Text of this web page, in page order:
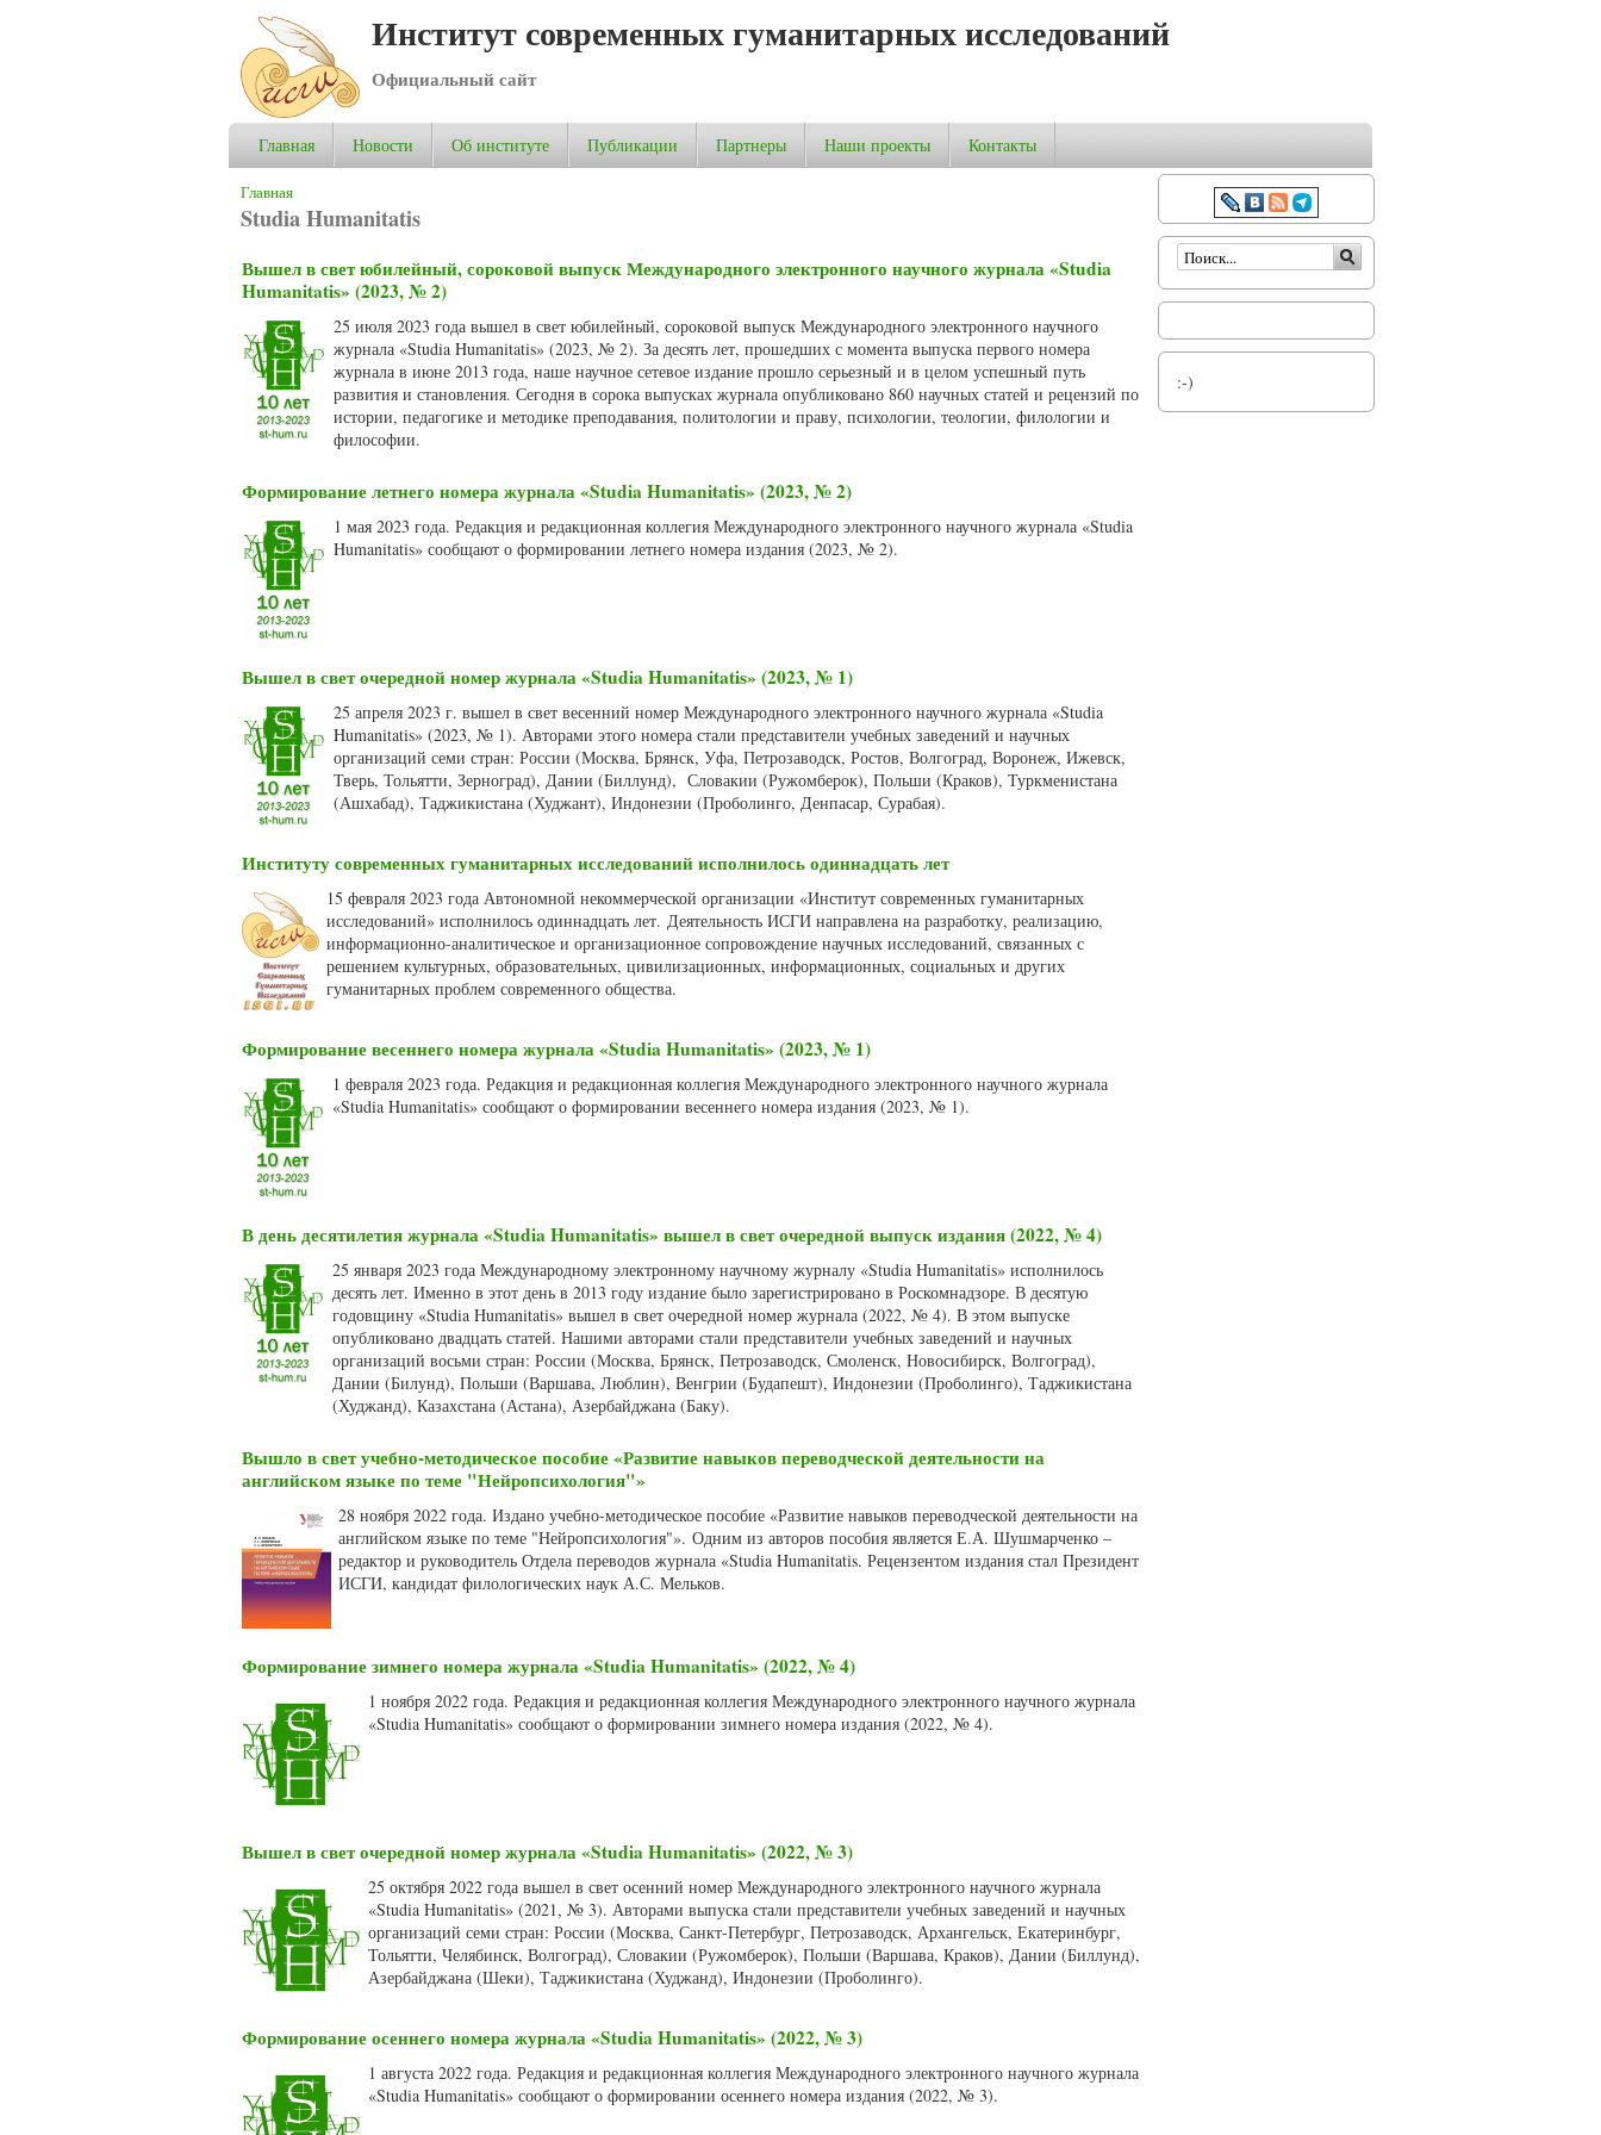
Институт современных гуманитарных исследований
Официальный сайт
Главная Новости Об институте Публикации Партнеры Наши проекты Контакты
Вы здесь
Главная
Studia Humanitatis
Вышел в свет юбилейный, сороковой выпуск Международного электронного научного журнала «Studia
Humanitatis» (2023, № 2)
25 июля 2023 года вышел в свет юбилейный, сороковой выпуск Международного электронного научного
журнала «Studia Humanitatis» (2023, № 2). За десять лет, прошедших с момента выпуска первого номера
журнала в июне 2013 года, наше научное сетевое издание прошло серьезный и в целом успешный путь
развития и становления. Сегодня в сорока выпусках журнала опубликовано 860 научных статей и рецензий по
истории, педагогике и методике преподавания, политологии и праву, психологии, теологии, филологии и
философии.
Формирование летнего номера журнала «Studia Humanitatis» (2023, № 2)
1 мая 2023 года. Редакция и редакционная коллегия Международного электронного научного журнала «Studia
Humanitatis» сообщают о формировании летнего номера издания (2023, № 2).
Вышел в свет очередной номер журнала «Studia Humanitatis» (2023, № 1)
25 апреля 2023 г. вышел в свет весенний номер Международного электронного научного журнала «Studia
Humanitatis» (2023, № 1). Авторами этого номера стали представители учебных заведений и научных
организаций семи стран: России (Москва, Брянск, Уфа, Петрозаводск, Ростов, Волгоград, Воронеж, Ижевск,
Тверь, Тольятти, Зерноград), Дании (Биллунд), Словакии (Ружомберок), Польши (Краков), Туркменистана
(Ашхабад), Таджикистана (Худжант), Индонезии (Проболинго, Денпасар, Сурабая).
Институту современных гуманитарных исследований исполнилось одиннадцать лет
15 февраля 2023 года Автономной некоммерческой организации «Институт современных гуманитарных
исследований» исполнилось одиннадцать лет. Деятельность ИСГИ направлена на разработку, реализацию,
информационно-аналитическое и организационное сопровождение научных исследований, связанных с
решением культурных, образовательных, цивилизационных, информационных, социальных и других
гуманитарных проблем современного общества.
Формирование весеннего номера журнала «Studia Humanitatis» (2023, № 1)
1 февраля 2023 года. Редакция и редакционная коллегия Международного электронного научного журнала
«Studia Humanitatis» сообщают о формировании весеннего номера издания (2023, № 1).
В день десятилетия журнала «Studia Humanitatis» вышел в свет очередной выпуск издания (2022, № 4)
25 января 2023 года Международному электронному научному журналу «Studia Humanitatis» исполнилось
десять лет. Именно в этот день в 2013 году издание было зарегистрировано в Роскомнадзоре. В десятую
годовщину «Studia Humanitatis» вышел в свет очередной номер журнала (2022, № 4). В этом выпуске
опубликовано двадцать статей. Нашими авторами стали представители учебных заведений и научных
организаций восьми стран: России (Москва, Брянск, Петрозаводск, Смоленск, Новосибирск, Волгоград),
Дании (Билунд), Польши (Варшава, Люблин), Венгрии (Будапешт), Индонезии (Проболинго), Таджикистана
(Худжанд), Казахстана (Астана), Азербайджана (Баку).
Вышло в свет учебно-методическое пособие «Развитие навыков переводческой деятельности на
английском языке по теме "Нейропсихология"»
28 ноября 2022 года. Издано учебно-методическое пособие «Развитие навыков переводческой деятельности на
английском языке по теме "Нейропсихология"». Одним из авторов пособия является Е.А. Шушмарченко –
редактор и руководитель Отдела переводов журнала «Studia Humanitatis. Рецензентом издания стал Президент
ИСГИ, кандидат филологических наук А.С. Мельков.
Формирование зимнего номера журнала «Studia Humanitatis» (2022, № 4)
1 ноября 2022 года. Редакция и редакционная коллегия Международного электронного научного журнала
«Studia Humanitatis» сообщают о формировании зимнего номера издания (2022, № 4).
Вышел в свет очередной номер журнала «Studia Humanitatis» (2022, № 3)
25 октября 2022 года вышел в свет осенний номер Международного электронного научного журнала
«Studia Humanitatis» (2021, № 3). Авторами выпуска стали представители учебных заведений и научных
организаций семи стран: России (Москва, Санкт-Петербург, Петрозаводск, Архангельск, Екатеринбург,
Тольятти, Челябинск, Волгоград), Словакии (Ружомберок), Польши (Варшава, Краков), Дании (Биллунд),
Азербайджана (Шеки), Таджикистана (Худжанд), Индонезии (Проболинго).
Формирование осеннего номера журнала «Studia Humanitatis» (2022, № 3)
1 августа 2022 года. Редакция и редакционная коллегия Международного электронного научного журнала
«Studia Humanitatis» сообщают о формировании осеннего номера издания (2022, № 3).
Форма поиска
:-)